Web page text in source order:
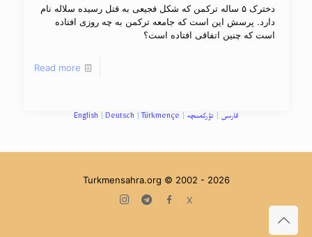
دخترک ۵ ساله ترکمن که شکل فجیعی به قتل رسیده سلاله نام
دارد. پرسش این است که جامعه ترکمن به چه روزی افتاده
است که چنین اتفاقی افتاده است؟
Read more
Turkmensahra.org © 2002 - 2026
X
facebook
Telegram
Instagram
فارسی | تؤرکمنچه |
English | Deutsch | Türkmençe